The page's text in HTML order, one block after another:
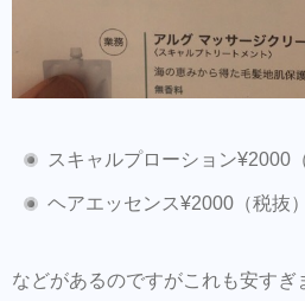
スキャルプローション¥2000
ヘアエッセンス¥2000（税抜）
などがあるのですがこれも安すぎ